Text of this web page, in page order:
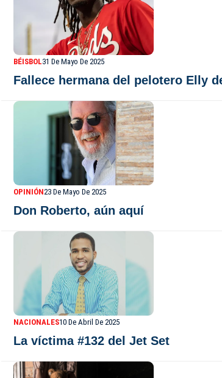
BÉISBOL31 De Mayo De 2025
Fallece hermana del pelotero Elly
OPINIÓN23 De Mayo De 2025
Don Roberto, aún aquí
NACIONALES10 De Abril De 2025
La víctima #132 del Jet Set